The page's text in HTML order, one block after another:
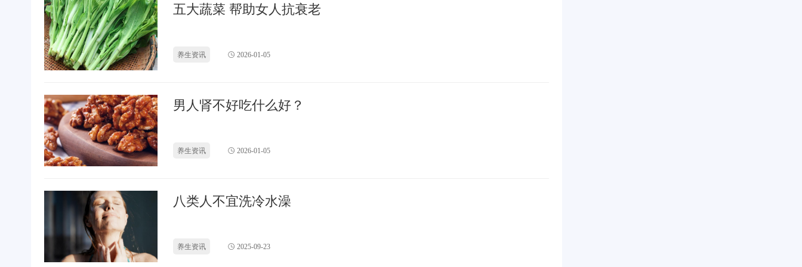
五大蔬菜 帮助女人抗衰老
养生资讯 2026-01-05
男人肾不好吃什么好？
养生资讯 2026-01-05
八类人不宜洗冷水澡
养生资讯 2025-09-23